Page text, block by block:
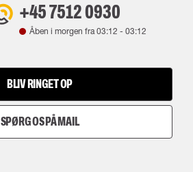
+45 7512 0930
Åben i morgen fra03:12 - 03:12
BLIV RINGET OP
SPØRG OS PÅ MAIL